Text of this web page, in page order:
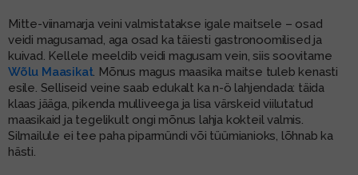
Mitte-viinamarja veini valmistatakse igale maitsele – osad
veidi magusamad, aga osad ka täiesti gastronoomilised ja
kuivad. Kellele meeldib veidi magusam vein, siis soovitame
Wõlu Maasikat. Mõnus magus maasika maitse tuleb kenasti
esile. Selliseid veine saab edukalt ka n-ö lahjendada: täida
klaas jääga, pikenda mulliveega ja lisa värskeid viilutatud
maasikaid ja tegelikult ongi mõnus lahja kokteil valmis.
Silmailule ei tee paha piparmündi või tüümianioks, lõhnab ka
hästi.